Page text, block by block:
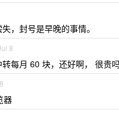
，封号是早晚的事情。
8
每月 60 块，还好啊， 很贵吗
器